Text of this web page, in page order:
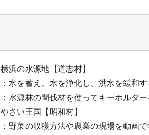
横浜の水源地【道志村】
：水を蓄え、水を浄化し、洪水を緩和
：水源林の間伐材を使ってキーホルダー
やさい王国【昭和村】
：野菜の収穫方法や農業の現場を動画で